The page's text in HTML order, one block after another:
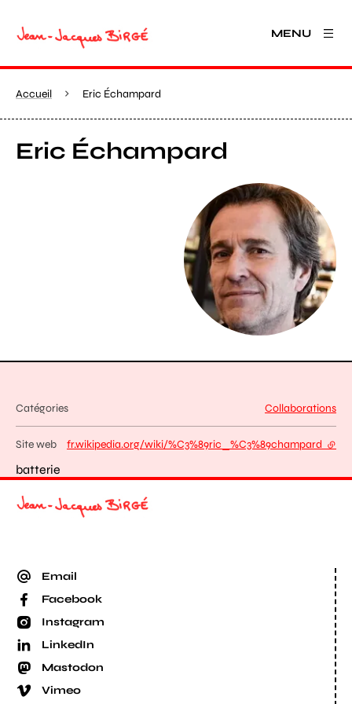
MENU
Accueil Eric Échampard
Eric Échampard
Agrandir
Catégories Collaborations
Site web fr.wikipedia.org/wiki/%C3%89ric_%C3%89champard -
batterie
Email
Facebook
Instagram
LinkedIn
Mastodon
Vimeo